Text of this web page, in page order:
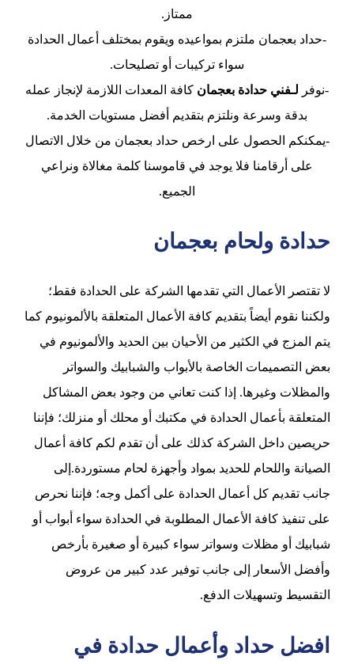
ممتاز.
-حداد بعجمان ملتزم بمواعيده ويقوم بمختلف أعمال الحدادة
سواء تركيبات أو تصليحات.
-نوفر لـفني حدادة بعجمان كافة المعدات اللازمة لإنجاز عمله
بدقة وسرعة ونلتزم بتقديم أفضل مستويات الخدمة.
-يمكنكم الحصول على ارخص حداد بعجمان من خلال الاتصال
على أرقامنا فلا يوجد في قاموسنا كلمة مغالاة ونراعي
الجميع.
حدادة ولحام بعجمان
لا تقتصر الأعمال التي تقدمها الشركة على الحدادة فقط؛
ولكننا نقوم أيضاً بتقديم كافة الأعمال المتعلقة بالألمونيوم كما
يتم المزج في الكثير من الأحيان بين الحديد والألمونيوم في
بعض التصميمات الخاصة بالأبواب والشبابيك والسواتر
والمظلات وغيرها. إذا كنت تعاني من وجود بعض المشاكل
المتعلقة بأعمال الحدادة في مكتبك أو محلك أو منزلك؛ فإننا
حريصين داخل الشركة كذلك على أن تقدم لكم كافة أعمال
الصيانة واللحام للحديد بمواد وأجهزة لحام مستوردة.إلى
جانب تقديم كل أعمال الحدادة على أكمل وجه؛ فإننا نحرص
على تنفيذ كافة الأعمال المطلوبة في الحدادة سواء أبواب أو
شبابيك أو مظلات وسواتر سواء كبيرة أو صغيرة بأرخص
وأفضل الأسعار إلى جانب توفير عدد كبير من عروض
التقسيط وتسهيلات الدفع.
افضل حداد وأعمال حدادة في